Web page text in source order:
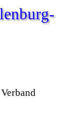
▼
Verband